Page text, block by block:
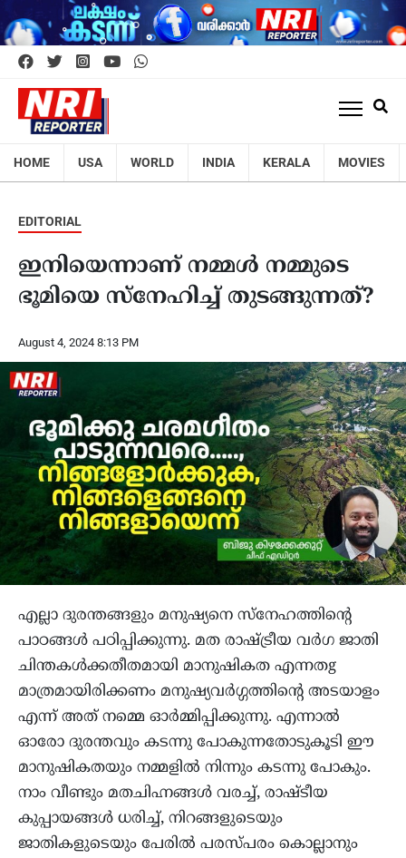
HOME USA WORLD INDIA KERALA MOVIES
EDITORIAL
ഇനിയെന്നാണ് നമ്മൾ നമ്മുടെ
ഭൂമിയെ സ്നേഹിച്ച് തുടങ്ങുന്നത്?
August 4, 2024 8:13 PM
എല്ലാ ദുരന്തങ്ങളും മനുഷ്യനെ സ്നേഹത്തിൻ്റെ
പാഠങ്ങൾ പഠിപ്പിക്കുന്നു. മത രാഷ്ട്രീയ വർഗ ജാതി
ചിന്തകൾക്കതീതമായി മാനുഷികത എന്നതg
മാത്രമായിരിക്കണം മനുഷ്യവർഗ്ഗത്തിൻ്റെ അടയാളം
എന്ന് അത് നമ്മെ ഓർമ്മിപ്പിക്കുന്നു. എന്നാൽ
ഓരോ ദുരന്തവും കടന്നു പോകുന്നതോടുകൂടി ഈ
മാനുഷികതയും നമ്മളിൽ നിന്നും കടന്നു പോകും.
നാം വീണ്ടും മതചിഹ്നങ്ങൾ വരച്ച്, രാഷ്ടീയ
കുപ്പായങ്ങൾ ധരിച്ച്, നിറങ്ങളുടെയും
ജാതികളുടെയും പേരിൽ പരസ്പരം കൊല്ലാനും